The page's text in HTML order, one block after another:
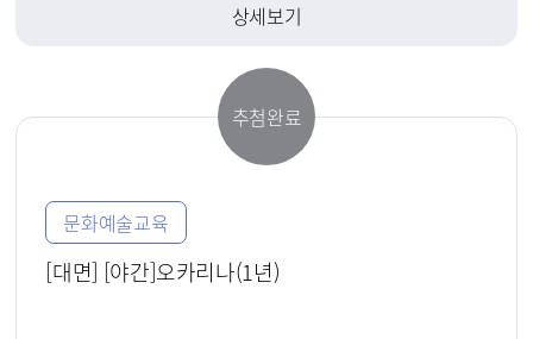
상세보기
추첨완료
문화예술교육
[대면] [야간]오카리나(1년)